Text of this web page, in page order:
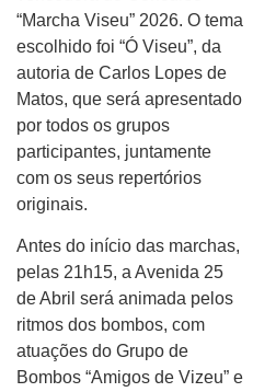
“Marcha Viseu” 2026. O tema
escolhido foi “Ó Viseu”, da
autoria de Carlos Lopes de
Matos, que será apresentado
por todos os grupos
participantes, juntamente
com os seus repertórios
originais.
Antes do início das marchas,
pelas 21h15, a Avenida 25
de Abril será animada pelos
ritmos dos bombos, com
atuações do Grupo de
Bombos “Amigos de Vizeu” e